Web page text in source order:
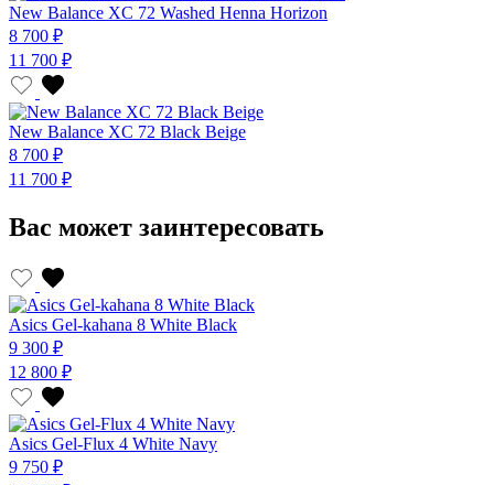
New Balance XC 72 Washed Henna Horizon
8 700 ₽
11 700 ₽
New Balance XC 72 Black Beige
8 700 ₽
11 700 ₽
Вас может заинтересовать
Asics Gel-kahana 8 White Black
9 300 ₽
12 800 ₽
Asics Gel-Flux 4 White Navy
9 750 ₽